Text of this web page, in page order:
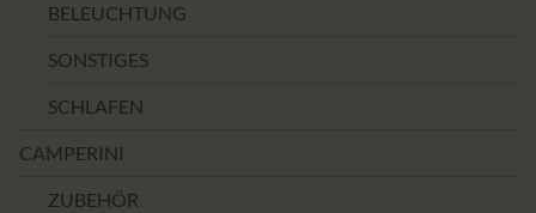
BELEUCHTUNG
SONSTIGES
SCHLAFEN
CAMPERINI
ZUBEHÖR